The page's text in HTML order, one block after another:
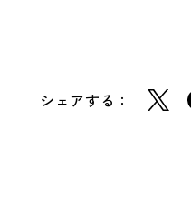
シェアする：